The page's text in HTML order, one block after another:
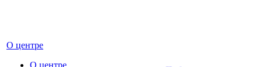
О центре
О центре